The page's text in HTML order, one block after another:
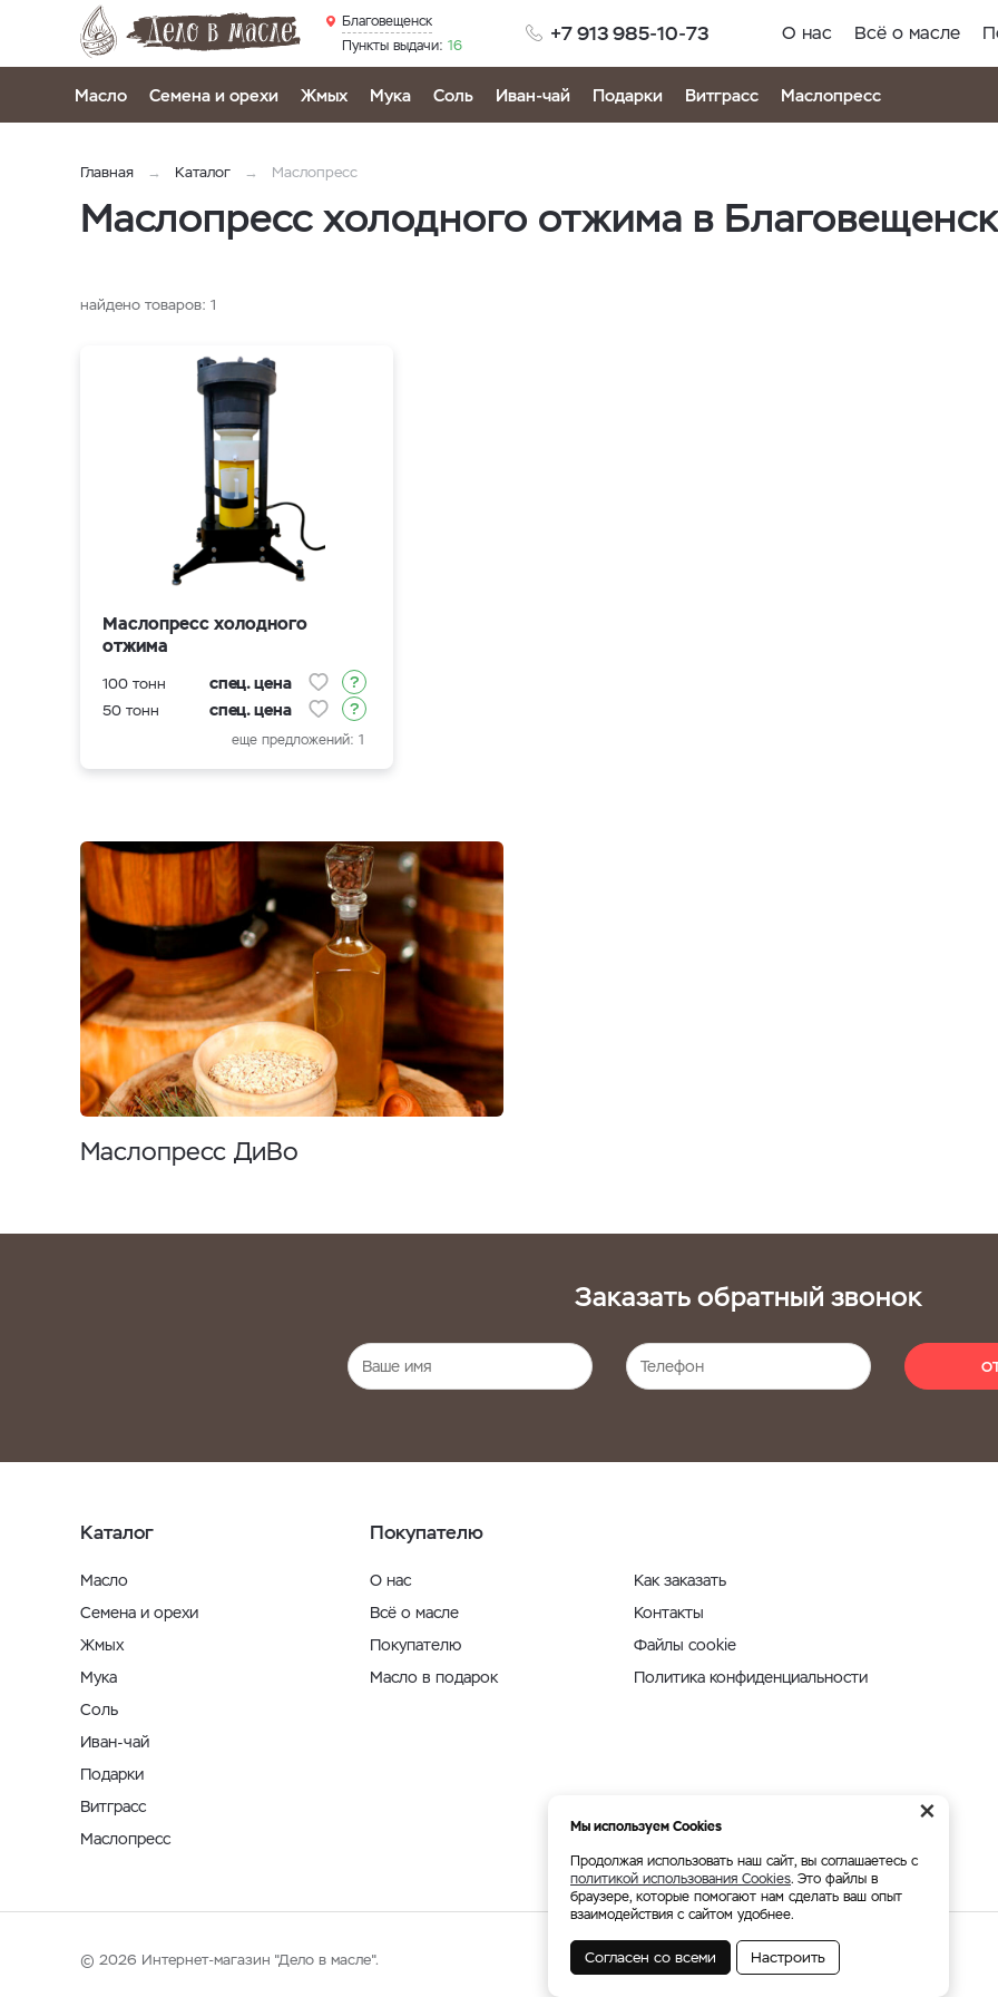
+7 913 985-10-73
Благовещенск
Пункты выдачи: 16
О нас Всё о масле
Масло Семена и орехи Жмых Мука Соль Иван-чай Подарки Витграсс Маслопресс
Главная Каталог Маслопресс
Маслопресс холодного отжима в
найдено товаров: 1
Маслопресс холодного
отжима
100 тонн спец. цена
50 тонн спец. цена
еще предложений: 1
Маслопресс ДиВо
Заказать обратный звонок
Каталог
Масло
Семена и орехи
Жмых
Мука
Соль
Иван-чай
Подарки
Витграсс
Маслопресс
Покупателю
О нас
Всё о масле
Покупателю
Масло в подарок
Как заказать
Контакты
Файлы cookie
Политика конфиденциальности
© 2026 Интернет-магазин "Дело в масле". Мы принимаем:
×
Мы используем Cookies
Продолжая использовать наш сайт, вы соглашаетесь с
политикой использования Cookies. Это файлы в
браузере, которые помогают нам сделать ваш опыт
взаимодействия с сайтом удобнее.
Согласен со всеми Настроить